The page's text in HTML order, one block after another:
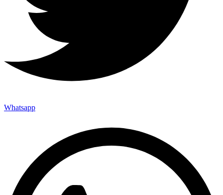
Whatsapp